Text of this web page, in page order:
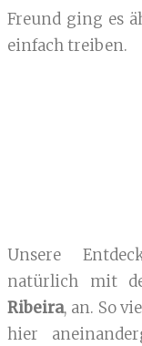
Freund ging es
einfach treiben.
Unsere
natürlich mit
Ribeira, an. So
hier